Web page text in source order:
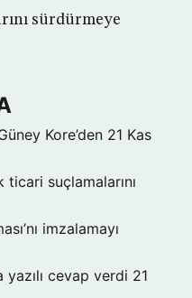
sürdürmeye
Kore’den 21 Kas
ticari suçlamalarını
imzalamayı
yazılı cevap verdi 21